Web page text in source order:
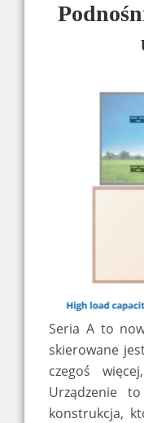
Seria A to
skierowane
czegoś
Urządzenie
konstrukcja,